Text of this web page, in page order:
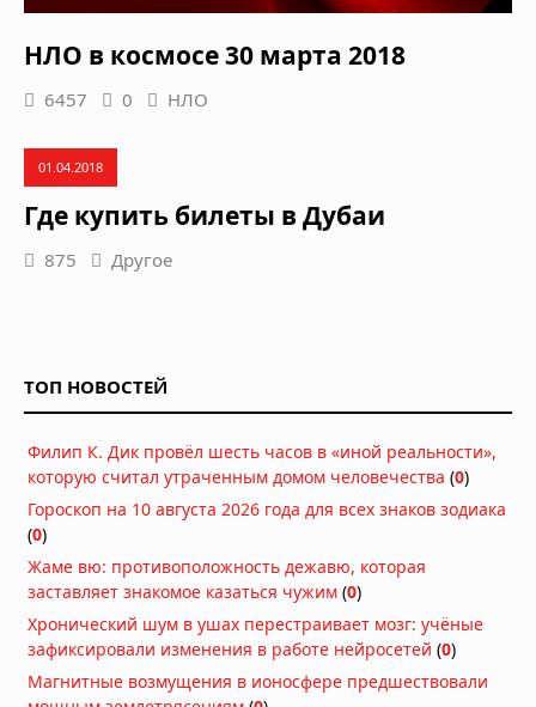
НЛО в космосе 30 марта 2018
6457 0 НЛО
01.04.2018
Где купить билеты в Дубаи
875 Другое
ТОП НОВОСТЕЙ
Филип К. Дик провёл шесть часов в «иной реальности»,
которую считал утраченным домом человечества (0)
Гороскоп на 10 августа 2026 года для всех знаков зодиака
(0)
Жаме вю: противоположность дежавю, которая
заставляет знакомое казаться чужим (0)
Хронический шум в ушах перестраивает мозг: учёные
зафиксировали изменения в работе нейросетей (0)
Магнитные возмущения в ионосфере предшествовали